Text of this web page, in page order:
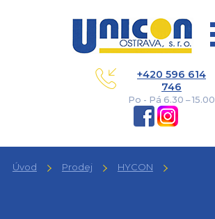
+420 596 614
746
Po - Pá 6.30 – 15.00
Úvod Prodej HYCON